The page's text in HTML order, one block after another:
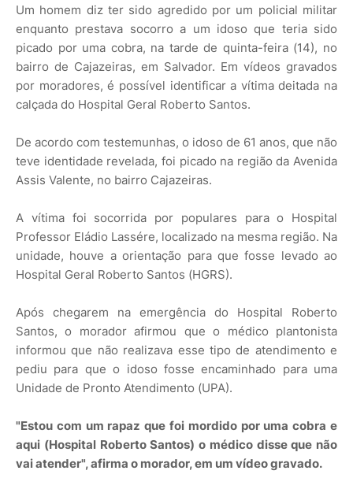
Um homem diz ter sido agredido por um policial militar
enquanto prestava socorro a um idoso que teria sido
picado por uma cobra, na tarde de quinta-feira (14), no
bairro de Cajazeiras, em Salvador. Em vídeos gravados
por moradores, é possível identificar a vítima deitada na
calçada do Hospital Geral Roberto Santos.
De acordo com testemunhas, o idoso de 61 anos, que não
teve identidade revelada, foi picado na região da Avenida
Assis Valente, no bairro Cajazeiras.
A vítima foi socorrida por populares para o Hospital
Professor Eládio Lassére, localizado na mesma região. Na
unidade, houve a orientação para que fosse levado ao
Hospital Geral Roberto Santos (HGRS).
Após chegarem na emergência do Hospital Roberto
Santos, o morador afirmou que o médico plantonista
informou que não realizava esse tipo de atendimento e
pediu para que o idoso fosse encaminhado para uma
Unidade de Pronto Atendimento (UPA).
"Estou com um rapaz que foi mordido por uma cobra e
aqui (Hospital Roberto Santos) o médico disse que não
vai atender", afirma o morador, em um vídeo gravado.